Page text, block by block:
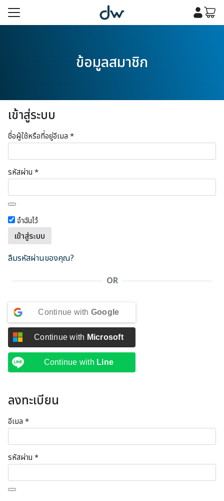
Skip
เรา
เรา
ข้อมูลสมาชิก
เข้าสู่ระบบ
ชื่อผู้ใช้หรือที่อยู่อีเมล *ต้องการ
รหัสผ่าน *ต้องการ
จำฉันไว้
เข้าสู่ระบบ
ลืมรหัสผ่านของคุณ?
OR
Continue with Google
Continue with Microsoft
Continue with Line
ลงทะเบียน
อีเมล *ต้องการ
รหัสผ่าน *ต้องการ